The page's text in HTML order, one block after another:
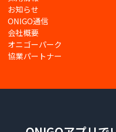
お知らせ
ONIGO通信
会社概要
オニゴーパーク
協業パートナー